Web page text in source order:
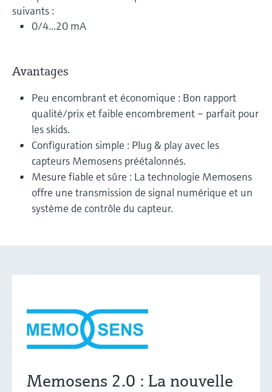
suivants :
0/4...20 mA
Avantages
Peu encombrant et économique : Bon rapport
qualité/prix et faible encombrement – parfait pour
les skids.
Configuration simple : Plug & play avec les
capteurs Memosens préétalonnés.
Mesure fiable et sûre : La technologie Memosens
offre une transmission de signal numérique et un
système de contrôle du capteur.
Memosens 2.0 : La nouvelle